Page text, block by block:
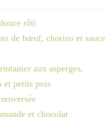
rôti
de bœuf, chorizo et sauce
aux asperges,
et petits pois
et chocolat